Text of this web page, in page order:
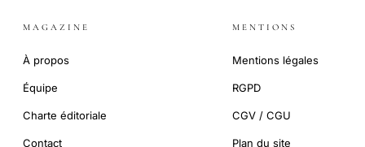
MAGAZINE
À propos
Équipe
Charte éditoriale
Contact
MENTIONS
Mentions légales
RGPD
CGV / CGU
Plan du site